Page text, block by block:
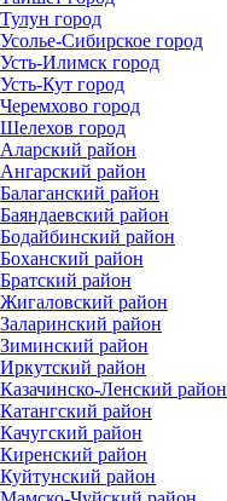
Тулун город
Усолье-Сибирское город
Усть-Илимск город
Усть-Кут город
Черемхово город
Шелехов город
Аларский район
Ангарский район
Балаганский район
Баяндаевский район
Бодайбинский район
Боханский район
Братский район
Жигаловский район
Заларинский район
Зиминский район
Иркутский район
Казачинско-Ленский район
Катангский район
Качугский район
Киренский район
Куйтунский район